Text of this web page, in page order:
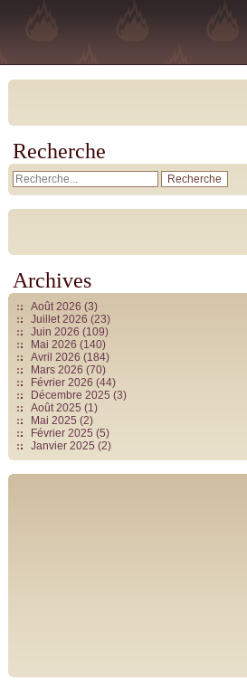
Recherche
Archives
Août 2026 (3)
Juillet 2026 (23)
Juin 2026 (109)
Mai 2026 (140)
Avril 2026 (184)
Mars 2026 (70)
Février 2026 (44)
Décembre 2025 (3)
Août 2025 (1)
Mai 2025 (2)
Février 2025 (5)
Janvier 2025 (2)